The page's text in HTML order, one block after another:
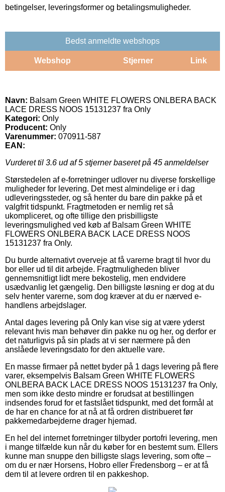
betingelser, leveringsformer og betalingsmuligheder.
Bedst anmeldte webshops
Webshop Stjerner Link
Navn: Balsam Green WHITE FLOWERS ONLBERA BACK
LACE DRESS NOOS 15131237 fra Only
Kategori: Only
Producent: Only
Varenummer: 070911-587
EAN:
Vurderet til 3.6 ud af 5 stjerner baseret på 45 anmeldelser
Størstedelen af e-forretninger udlover nu diverse forskellige
muligheder for levering. Det mest almindelige er i dag
udleveringssteder, og så henter du bare din pakke på et
valgfrit tidspunkt. Fragtmetoden er nemlig ret så
ukompliceret, og ofte tillige den prisbilligste
leveringsmulighed ved køb af Balsam Green WHITE
FLOWERS ONLBERA BACK LACE DRESS NOOS
15131237 fra Only.
Du burde alternativt overveje at få varerne bragt til hvor du
bor eller ud til dit arbejde. Fragtmuligheden bliver
gennemsnitligt lidt mere bekostelig, men endvidere
usædvanlig let gængelig. Den billigste løsning er dog at du
selv henter varerne, som dog kræver at du er nærved e-
handlens arbejdslager.
Antal dages levering på Only kan vise sig at være yderst
relevant hvis man behøver din pakke nu og her, og derfor er
det naturligvis på sin plads at vi ser nærmere på den
anslåede leveringsdato for den aktuelle vare.
En masse firmaer på nettet byder på 1 dags levering på flere
varer, eksempelvis Balsam Green WHITE FLOWERS
ONLBERA BACK LACE DRESS NOOS 15131237 fra Only,
men som ikke desto mindre er forudsat at bestillingen
indsendes forud for et fastslået tidspunkt, med det formål at
de har en chance for at nå at få ordren distribueret før
pakkemedarbejderne drager hjemad.
En hel del internet forretninger tilbyder portofri levering, men
i mange tilfælde kun når du køber for en bestemt sum. Ellers
kunne man snuppe den billigste slags levering, som ofte –
om du er nær Horsens, Hobro eller Fredensborg – er at få
dem til at levere ordren til en pakkeshop.